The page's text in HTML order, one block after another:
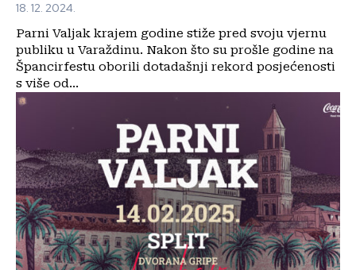
18. 12. 2024.
Parni Valjak krajem godine stiže pred svoju vjernu
publiku u Varaždinu. Nakon što su prošle godine na
Špancirfestu oborili dotadašnji rekord posjećenosti
s više od...